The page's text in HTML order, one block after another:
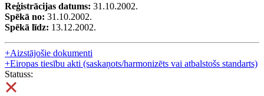
Reģistrācijas datums: 31.10.2002.
Spēkā no: 31.10.2002.
Spēkā līdz: 13.12.2002.
+Aizstājošie dokumenti
+Eiropas tiesību akti (saskaņots/harmonizēts vai atbalstošs standarts)
Statuss: